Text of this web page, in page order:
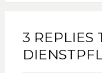
3 REPLIES